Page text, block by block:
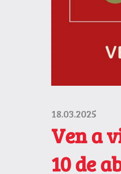
18.03.2025
Ven a
10 de